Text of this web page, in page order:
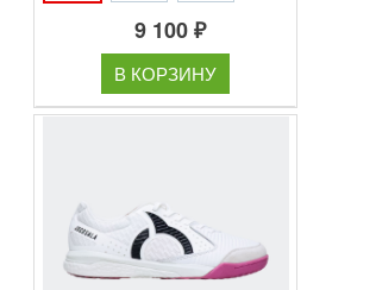
9 100 ₽
В КОРЗИНУ